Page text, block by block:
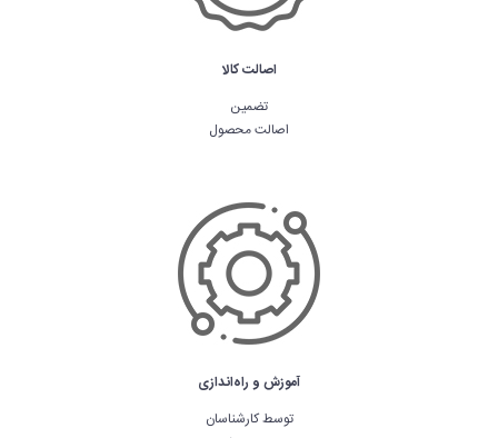
اصالت کالا
تضمین
اصالت محصول
آموزش و راه‌اندازی
توسط کارشناسان